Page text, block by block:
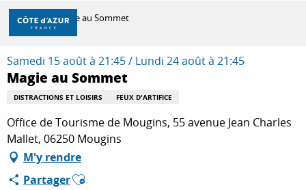
Aller
contenu
principal
DÉCOUVRIR
À FAIRE
SÉJOURNER
Accueil Magie au Sommet
Samedi 15 août à 21:45 / Lundi 24 août à 21:45
Magie au Sommet
DISTRACTIONS ET LOISIRS FEUX D'ARTIFICE
Office de Tourisme de Mougins, 55 avenue Jean Charles
Mallet, 06250 Mougins
M'y rendre
PartagerAjouter aux favoris